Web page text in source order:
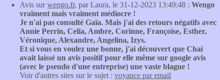
Avis surwengo.fr, par Laura, le 31-12-2023 13:49:48 : Wengo
vraiment mais vraiment médiocre !
Je n'ai pas consulté Gaïa. Mais j'ai des retours négatifs avec
Annie Perrin, Celia, Ambre, Corinne, Françoise, Esther,
Véronique, Alexandre, Angelina, Izys.
Et si vous en voulez une bonne, j'ai découvert que Chai
avait laissé un avis positif pour elle même sur google avis
(avec le pseudo d'une entreprise) une vaste blague !
Voir d'autres sites sur le sujet : voyance par email